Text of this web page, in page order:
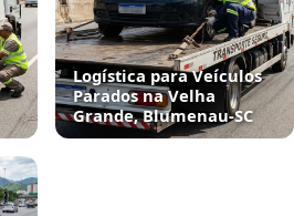
Logística para Veículos
Parados na Velha
Grande, Blumenau‑SC